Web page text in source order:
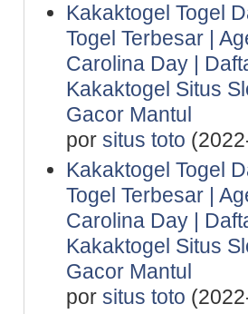
Kakaktogel Togel
Togel Terbesar |
Carolina Day |
Kakaktogel Situs
Gacor Mantul
por situs toto
Kakaktogel Togel
Togel Terbesar |
Carolina Day |
Kakaktogel Situs
Gacor Mantul
por situs toto